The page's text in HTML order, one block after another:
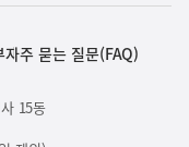
자주 묻는 질문(FAQ)
15동